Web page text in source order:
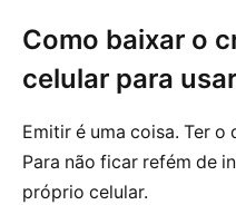
Como baixar o
celular para
Emitir é uma coisa. Ter
Para não ficar refém de
próprio celular.